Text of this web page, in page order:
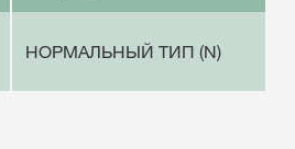
НОРМАЛЬНЫЙ ТИП (N)